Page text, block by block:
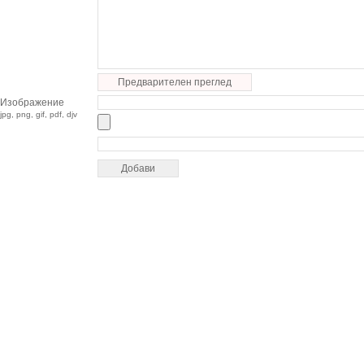
Предварителен преглед
Изображение
jpg, png, gif, pdf, djv